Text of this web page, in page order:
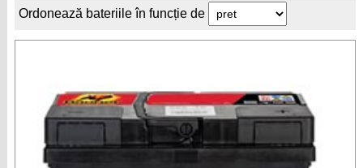
Ordonează bateriile în funcție de